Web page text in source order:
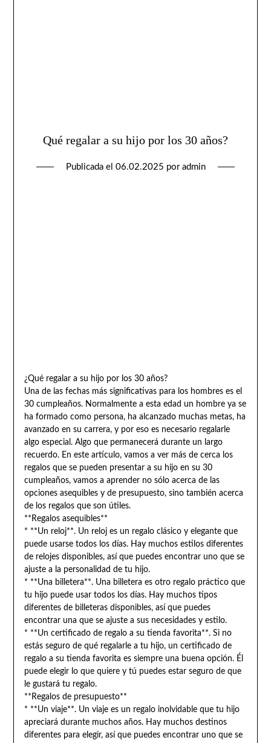
Qué regalar a su hijo por los 30 años?
Publicada el 06.02.2025 por admin
¿Qué regalar a su hijo por los 30 años?
Una de las fechas más significativas para los hombres es el
30 cumpleaños. Normalmente a esta edad un hombre ya se
ha formado como persona, ha alcanzado muchas metas, ha
avanzado en su carrera, y por eso es necesario regalarle
algo especial. Algo que permanecerá durante un largo
recuerdo. En este artículo, vamos a ver más de cerca los
regalos que se pueden presentar a su hijo en su 30
cumpleaños, vamos a aprender no sólo acerca de las
opciones asequibles y de presupuesto, sino también acerca
de los regalos que son útiles.
**Regalos asequibles**
* **Un reloj**. Un reloj es un regalo clásico y elegante que
puede usarse todos los días. Hay muchos estilos diferentes
de relojes disponibles, así que puedes encontrar uno que se
ajuste a la personalidad de tu hijo.
* **Una billetera**. Una billetera es otro regalo práctico que
tu hijo puede usar todos los días. Hay muchos tipos
diferentes de billeteras disponibles, así que puedes
encontrar una que se ajuste a sus necesidades y estilo.
* **Un certificado de regalo a su tienda favorita**. Si no
estás seguro de qué regalarle a tu hijo, un certificado de
regalo a su tienda favorita es siempre una buena opción. Él
puede elegir lo que quiere y tú puedes estar seguro de que
le gustará tu regalo.
**Regalos de presupuesto**
* **Un viaje**. Un viaje es un regalo inolvidable que tu hijo
apreciará durante muchos años. Hay muchos destinos
diferentes para elegir, así que puedes encontrar uno que se